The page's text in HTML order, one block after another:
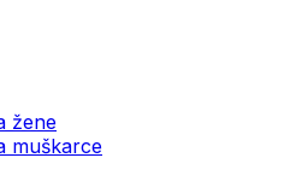
žene
muškarce